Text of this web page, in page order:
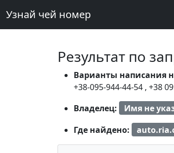
Узнай чей номер
Результат по
Варианты написания
+38-095-944-44-54 , +38
Владелец:
Имя не
Где найдено: